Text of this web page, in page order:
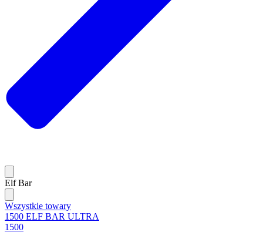
Elf Bar
Wszystkie towary
1500 ELF BAR ULTRA
1500